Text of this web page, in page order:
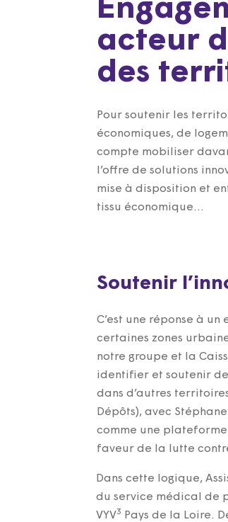
acteur
des
Pour soutenir les
économiques, de
compte mobiliser
l’offre de solutions
mise à disposition et
tissu économique…
Soutenir
C’est une réponse à
certaines zones
notre groupe et la
identifier et soutenir
dans d’autres
Dépôts), avec
comme une
faveur de la lutte
Dans cette logique,
du service médical de
VYV3
Pays de la Loire.